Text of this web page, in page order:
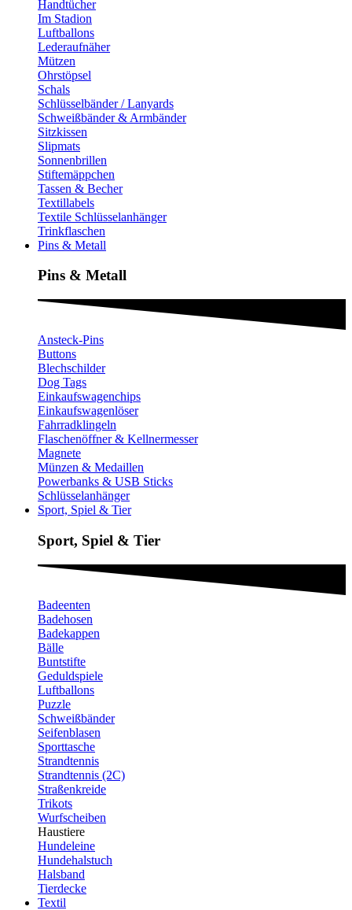
Handtücher
Im Stadion
Luftballons
Lederaufnäher
Mützen
Ohrstöpsel
Schals
Schlüsselbänder / Lanyards
Schweißbänder & Armbänder
Sitzkissen
Slipmats
Sonnenbrillen
Stiftemäppchen
Tassen & Becher
Textillabels
Textile Schlüsselanhänger
Trinkflaschen
Pins & Metall
Pins & Metall​
Ansteck-Pins
Buttons
Blechschilder
Dog Tags
Einkaufswagenchips
Einkaufswagenlöser
Fahrradklingeln
Flaschenöffner & Kellnermesser
Magnete
Münzen & Medaillen
Powerbanks & USB Sticks
Schlüsselanhänger
Sport, Spiel & Tier
Sport, Spiel & Tier
Badeenten
Badehosen
Badekappen
Bälle
Buntstifte
Geduldspiele
Luftballons
Puzzle
Schweißbänder
Seifenblasen
Sporttasche
Strandtennis
Strandtennis (2C)
Straßenkreide
Trikots
Wurfscheiben
Haustiere
Hundeleine
Hundehalstuch
Halsband
Tierdecke
Textil